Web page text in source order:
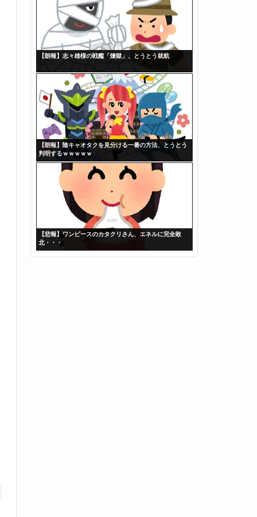
【朗報】志々雄様の戦艦「煉獄」、とうとう就航
【朗報】陰キャオタクを見分ける一番の方法、とうとう
判明するｗｗｗｗｗ
【悲報】ワンピースのカタクリさん、エネルに完全敗
北・・・